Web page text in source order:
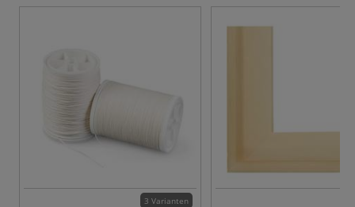
3 Varianten